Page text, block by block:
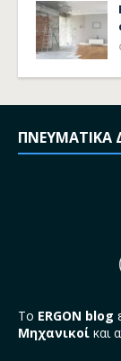
ΠΝΕΥΜΑΤΙΚΑ
Το ERGON blog
Μηχανικοί και